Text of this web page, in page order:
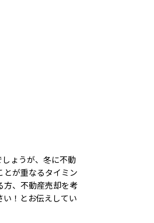
ょうが、冬に不動
とが重なるタイミン
方、不動産売却を考
！とお伝えしてい